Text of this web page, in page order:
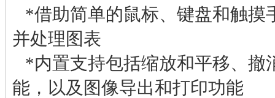
*借助简单的鼠标、键盘和触摸
并处理图表
*内置支持包括缩放和平移、撤
能，以及图像导出和打印功能